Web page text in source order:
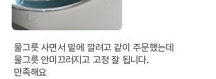
물그릇 사면서 밑에 깔려고 같이 주문했는데
물그릇 안미끄러지고 고정 잘 됩니다.
만족해요